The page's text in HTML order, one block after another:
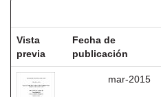
Vista
previa
Fecha de
publicación
mar-2015